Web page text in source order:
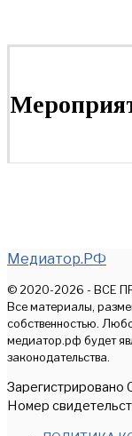
Медиатор.РФ
© 2020-2026 - ВСЕ
Все материалы,
собственностью.
медиатор.рф будет
законодательства.
Номер